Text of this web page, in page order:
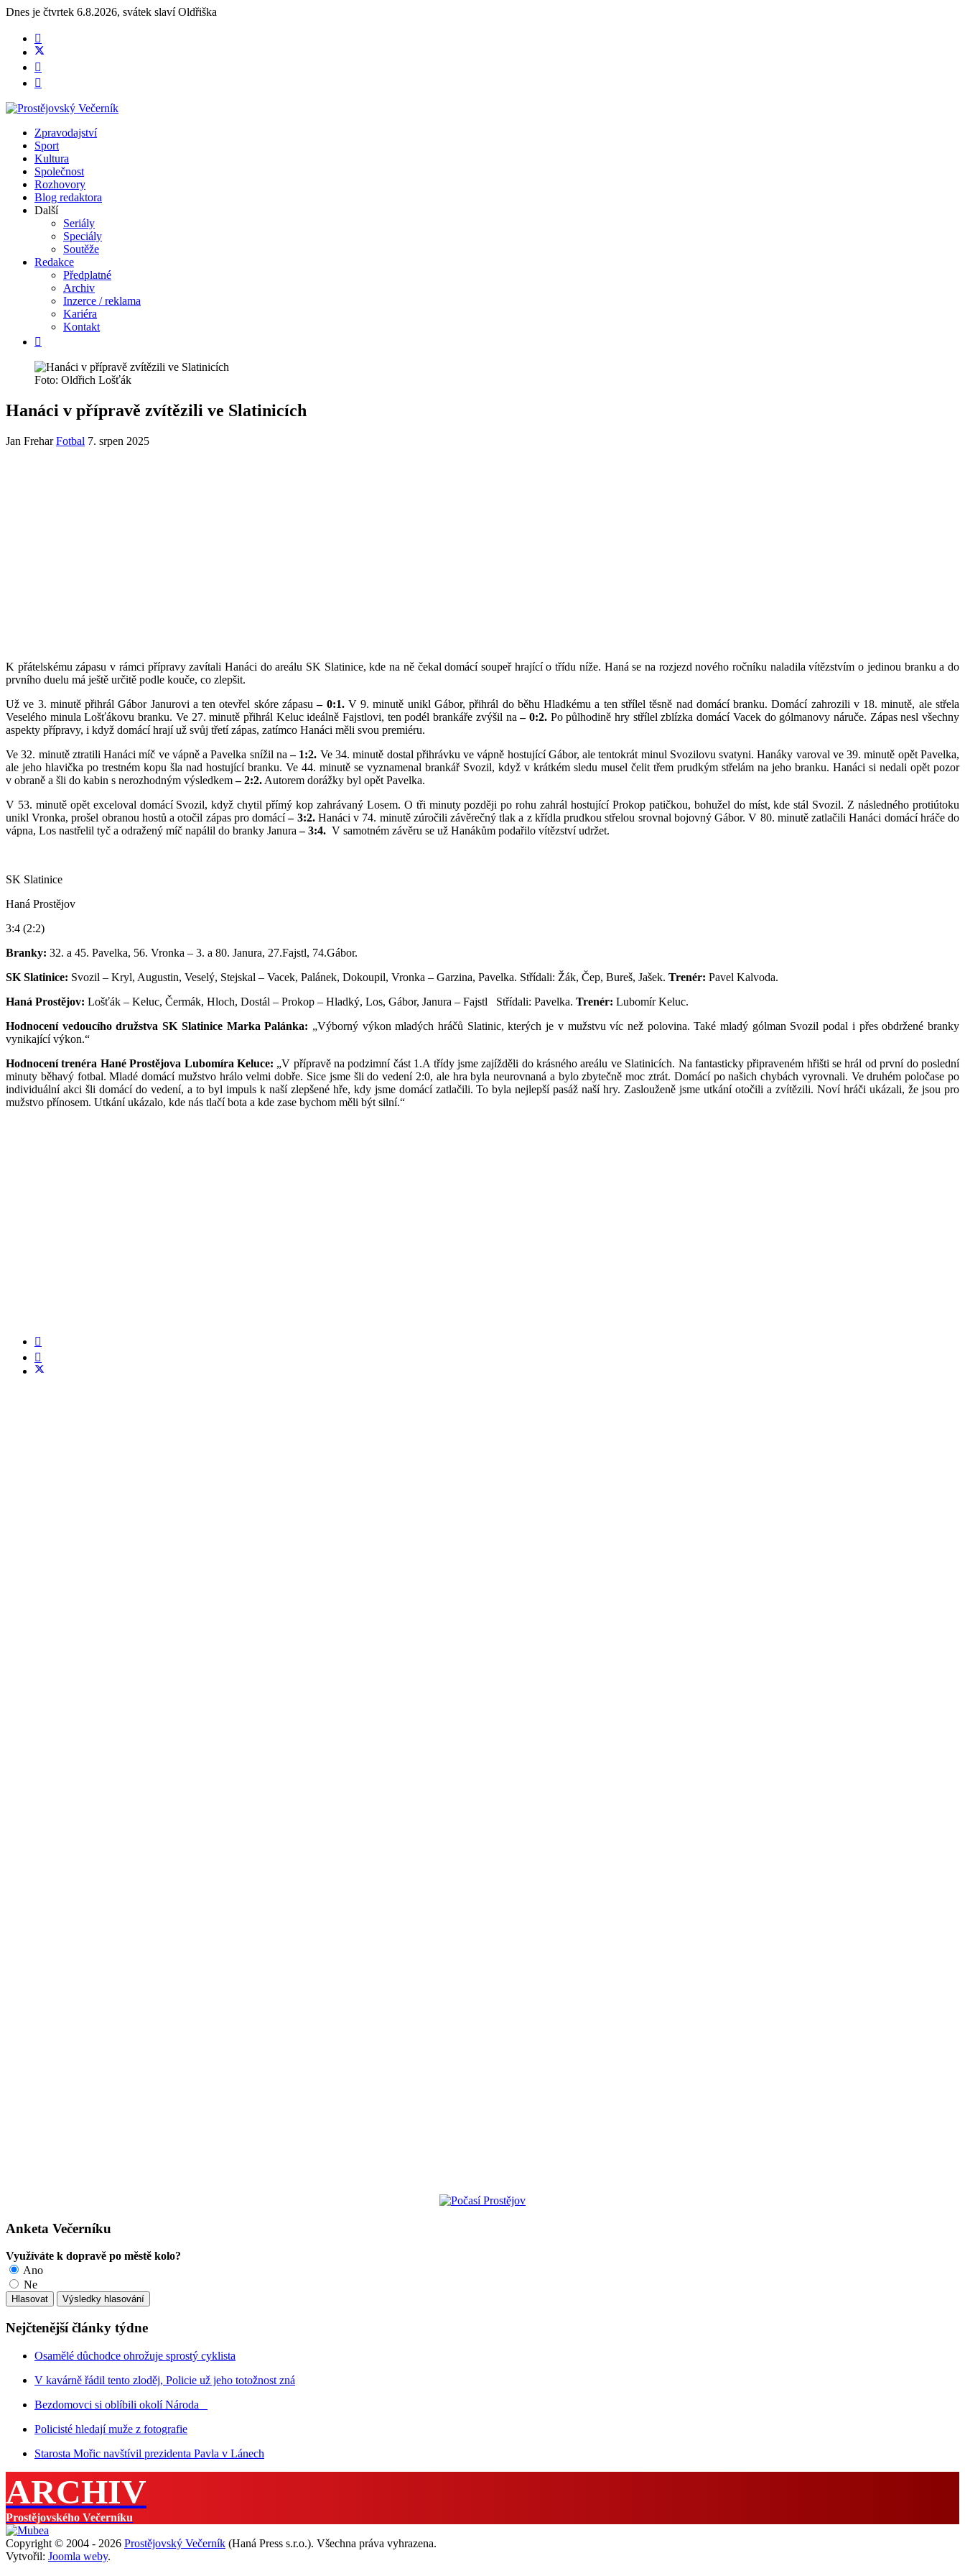
Dnes je čtvrtek 6.8.2026, svátek slavíOldřiška
Zpravodajství
Sport
Kultura
Společnost
Rozhovory
Blog redaktora
Další
Seriály
Speciály
Soutěže
Redakce
Předplatné
Archiv
Inzerce / reklama
Kariéra
Kontakt
Foto: Oldřich Lošťák
Hanáci v přípravě zvítězili ve Slatinicích
Jan Frehar Fotbal 7. srpen 2025
K přátelskému zápasu v rámci přípravy zavítali Hanáci do areálu SK Slatinice, kde na ně čekal domácí soupeř hrající o třídu níže. Haná se na rozjezd nového ročníku naladila vítězstvím o jedinou branku a do
prvního duelu má ještě určitě podle kouče, co zlepšit.
Už ve 3. minutě přihrál Gábor Janurovi a ten otevřel skóre zápasu– 0:1.V 9. minutě unikl Gábor, přihrál do běhu Hladkému a ten střílel těsně nad domácí branku. Domácí zahrozili v 18. minutě, ale střela
Veselého minula Lošťákovu branku. Ve 27. minutě přihrál Keluc ideálně Fajstlovi, ten podél brankáře zvýšil na– 0:2. Po půlhodině hry střílel zblízka domácí Vacek do gólmanovy náruče. Zápas nesl všechny
aspekty přípravy, i když domácí hrají už svůj třetí zápas, zatímco Hanáci měli svou premiéru.
Ve 32. minutě ztratili Hanáci míč ve vápně a Pavelka snížil na– 1:2. Ve 34. minutě dostal přihrávku ve vápně hostující Gábor, ale tentokrát minul Svozilovu svatyni. Hanáky varoval ve 39. minutě opět Pavelka,
ale jeho hlavička po trestném kopu šla nad hostující branku. Ve 44. minutě se vyznamenal brankář Svozil, když v krátkém sledu musel čelit třem prudkým střelám na jeho branku. Hanáci si nedali opět pozor
v obraně a šli do kabin s nerozhodným výsledkem– 2:2. Autorem dorážky byl opět Pavelka.
V 53. minutě opět exceloval domácí Svozil, když chytil přímý kop zahrávaný Losem. O tři minuty později po rohu zahrál hostující Prokop patičkou, bohužel do míst, kde stál Svozil. Z následného protiútoku
unikl Vronka, prošel obranou hostů a otočil zápas pro domácí– 3:2.Hanáci v 74. minutě zúročili závěrečný tlak a z křídla prudkou střelou srovnal bojovný Gábor. V 80. minutě zatlačili Hanáci domácí hráče do
vápna, Los nastřelil tyč a odražený míč napálil do branky Janura– 3:4. V samotném závěru se už Hanákům podařilo vítězství udržet.
SK Slatinice
Haná Prostějov
3:4 (2:2)
Branky: 32. a 45. Pavelka, 56. Vronka – 3. a 80. Janura, 27.Fajstl, 74.Gábor.
SK Slatinice: Svozil – Kryl, Augustin, Veselý, Stejskal – Vacek, Palánek, Dokoupil, Vronka – Garzina, Pavelka. Střídali: Žák, Čep, Bureš, Jašek. Trenér: Pavel Kalvoda.
Haná Prostějov: Lošťák – Keluc, Čermák, Hloch, Dostál – Prokop – Hladký, Los, Gábor, Janura – Fajstl Střídali: Pavelka. Trenér: Lubomír Keluc.
Hodnocení vedoucího družstva SK Slatinice Marka Palánka: „Výborný výkon mladých hráčů Slatinic, kterých je v mužstvu víc než polovina. Také mladý gólman Svozil podal i přes obdržené branky
vynikající výkon.“
Hodnocení trenéra Hané Prostějova Lubomíra Keluce: „V přípravě na podzimní část 1.A třídy jsme zajížděli do krásného areálu ve Slatinicích. Na fantasticky připraveném hřišti se hrál od první do poslední
minuty běhavý fotbal. Mladé domácí mužstvo hrálo velmi dobře. Sice jsme šli do vedení 2:0, ale hra byla neurovnaná a bylo zbytečně moc ztrát. Domácí po našich chybách vyrovnali. Ve druhém poločase po
individuální akci šli domácí do vedení, a to byl impuls k naší zlepšené hře, kdy jsme domácí zatlačili. To byla nejlepší pasáž naší hry. Zaslouženě jsme utkání otočili a zvítězili. Noví hráči ukázali, že jsou pro
mužstvo přínosem. Utkání ukázalo, kde nás tlačí bota a kde zase bychom měli být silní.“
Anketa Večerníku
Využíváte k dopravě po městě kolo?
Ano
Ne
Nejčtenější články týdne
Osamělé důchodce ohrožuje sprostý cyklista
V kavárně řádil tento zloděj, Policie už jeho totožnost zná
Bezdomovci si oblíbili okolí Národa
Policisté hledají muže z fotografie
Starosta Mořic navštívil prezidenta Pavla v Lánech
ARCHIV
Prostějovského Večerníku
Copyright © 2004 - 2026 Prostějovský Večerník (Haná Press s.r.o.). Všechna práva vyhrazena.
Vytvořil: Joomla weby.